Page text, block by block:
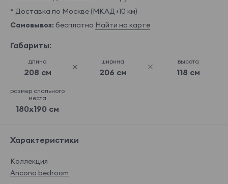
* Доставка по Москве (МКАД+10 км)
Самовывоз: бесплатно Найти на карте
Габариты:
длина
208 см
ширина
206 см
высота
118 см
размер спального
места
180x190 см
Характеристики
Коллекция
Ancona bedroom